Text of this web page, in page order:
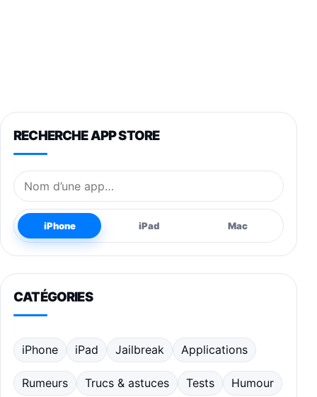
RECHERCHE APP STORE
Nom de l’application
iPhone iPad Mac
CATÉGORIES
iPhone iPad Jailbreak Applications
Rumeurs Trucs & astuces Tests Humour